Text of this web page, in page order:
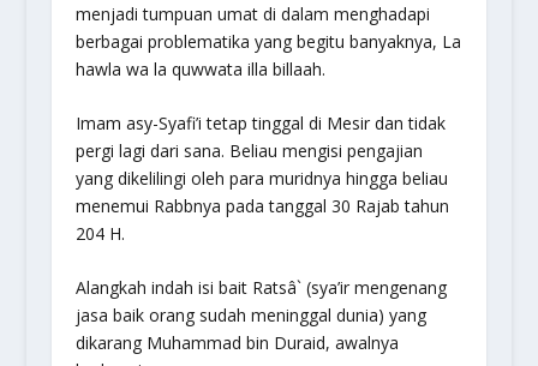
menjadi tumpuan umat di dalam menghadapi
berbagai problematika yang begitu banyaknya, La
hawla wa la quwwata illa billaah.
Imam asy-Syafi’i tetap tinggal di Mesir dan tidak
pergi lagi dari sana. Beliau mengisi pengajian
yang dikelilingi oleh para muridnya hingga beliau
menemui Rabbnya pada tanggal 30 Rajab tahun
204 H.
Alangkah indah isi bait Ratsâ` (sya’ir mengenang
jasa baik orang sudah meninggal dunia) yang
dikarang Muhammad bin Duraid, awalnya